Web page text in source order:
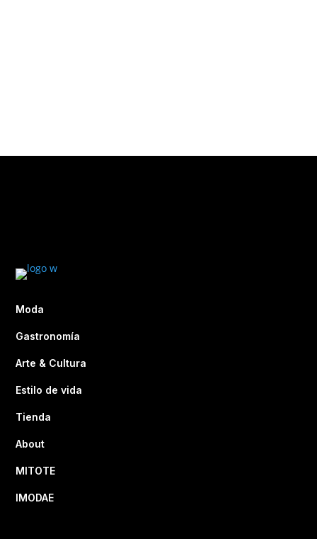
Moda
Gastronomía
Arte & Cultura
Estilo de vida
Tienda
About
MITOTE
IMODAE